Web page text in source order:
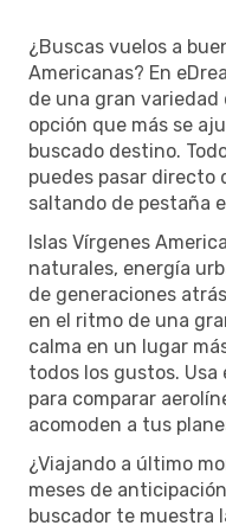
¿Buscas vuelos a
Americanas? En
de una gran
opción que más se
buscado destino.
puedes pasar directo
saltando de pestaña
Islas Vírgenes
naturales, energía
de generaciones
en el ritmo de una
calma en un lugar
todos los gustos.
para comparar
acomoden a tus
¿Viajando a último
meses de
buscador te muestra